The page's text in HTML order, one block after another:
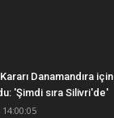
Danamandıra için
'Şimdi sıra Silivri'de'